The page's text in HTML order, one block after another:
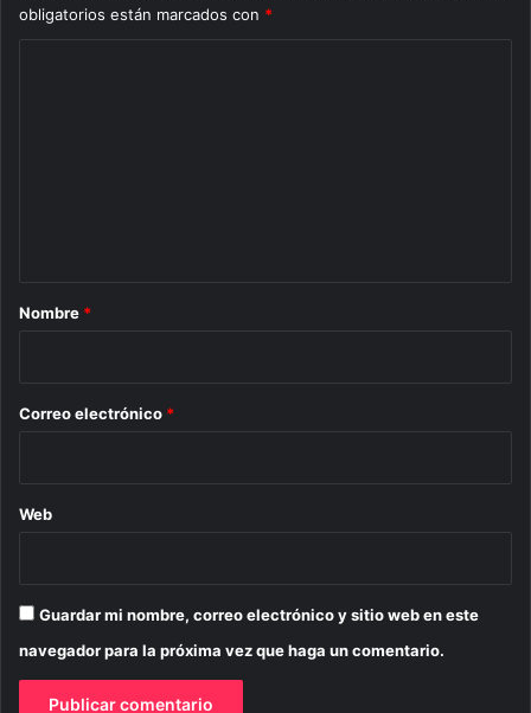
obligatorios están marcados con *
r
*
Nombre *
Correo electrónico *
Web
Guardar mi nombre, correo electrónico y sitio web en este
navegador para la próxima vez que haga un comentario.